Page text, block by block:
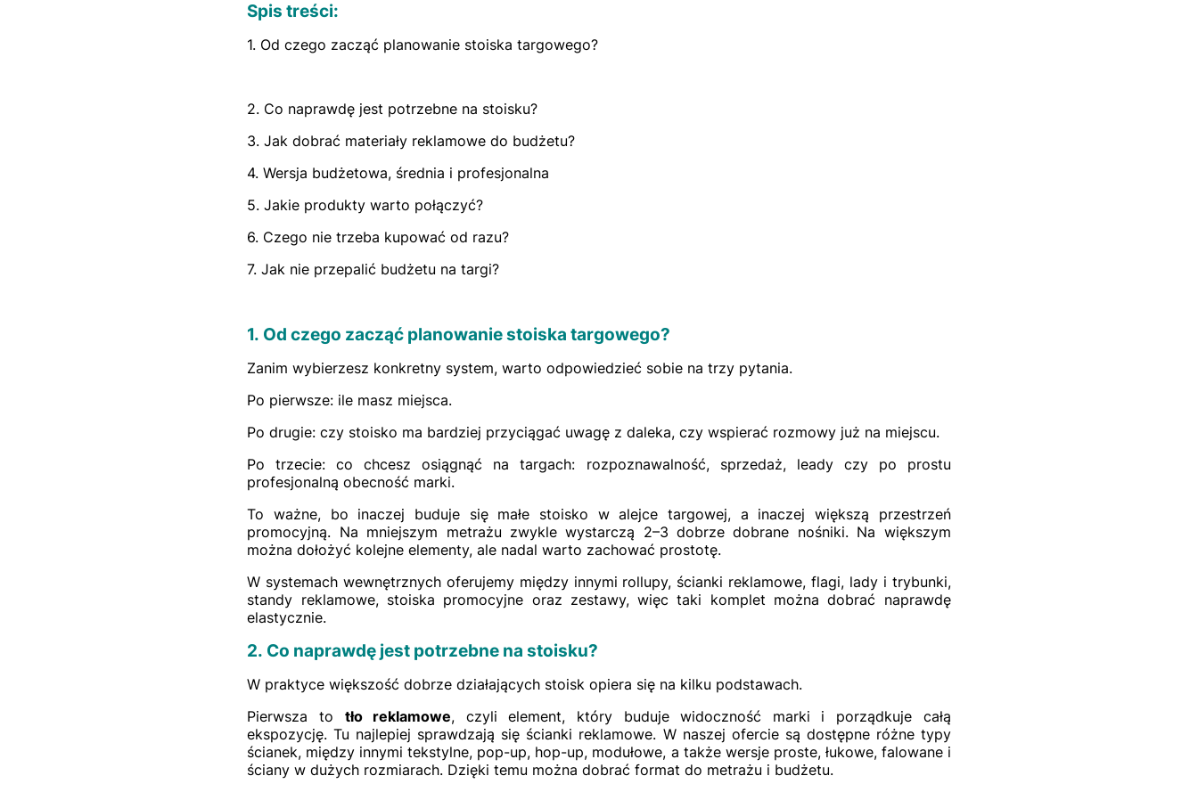
Spis treści:
1. Od czego zacząć planowanie stoiska targowego?
2. Co naprawdę jest potrzebne na stoisku?
3. Jak dobrać materiały reklamowe do budżetu?
4. Wersja budżetowa, średnia i profesjonalna
5. Jakie produkty warto połączyć?
6. Czego nie trzeba kupować od razu?
7. Jak nie przepalić budżetu na targi?
1. Od czego zacząć planowanie stoiska targowego?
Zanim wybierzesz konkretny system, warto odpowiedzieć sobie na trzy pytania.
Po pierwsze: ile masz miejsca.
Po drugie: czy stoisko ma bardziej przyciągać uwagę z daleka, czy wspierać rozmowy już na miejscu.
Po trzecie: co chcesz osiągnąć na targach: rozpoznawalność, sprzedaż, leady czy po prostu
profesjonalną obecność marki.
To ważne, bo inaczej buduje się małe stoisko w alejce targowej, a inaczej większą przestrzeń
promocyjną. Na mniejszym metrażu zwykle wystarczą 2–3 dobrze dobrane nośniki. Na większym
można dołożyć kolejne elementy, ale nadal warto zachować prostotę.
W systemach wewnętrznych oferujemy między innymi rollupy, ścianki reklamowe, flagi, lady i trybunki,
standy reklamowe, stoiska promocyjne oraz zestawy, więc taki komplet można dobrać naprawdę
elastycznie.
2. Co naprawdę jest potrzebne na stoisku?
W praktyce większość dobrze działających stoisk opiera się na kilku podstawach.
Pierwsza to tło reklamowe, czyli element, który buduje widoczność marki i porządkuje całą
ekspozycję. Tu najlepiej sprawdzają się ścianki reklamowe. W naszej ofercie są dostępne różne typy
ścianek, między innymi tekstylne, pop-up, hop-up, modułowe, a także wersje proste, łukowe, falowane i
ściany w dużych rozmiarach. Dzięki temu można dobrać format do metrażu i budżetu.